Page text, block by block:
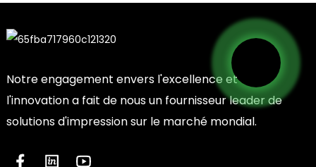
Notre engagement envers l'excellence et
l'innovation a fait de nous un fournisseur leader de
solutions d'impression sur le marché mondial.